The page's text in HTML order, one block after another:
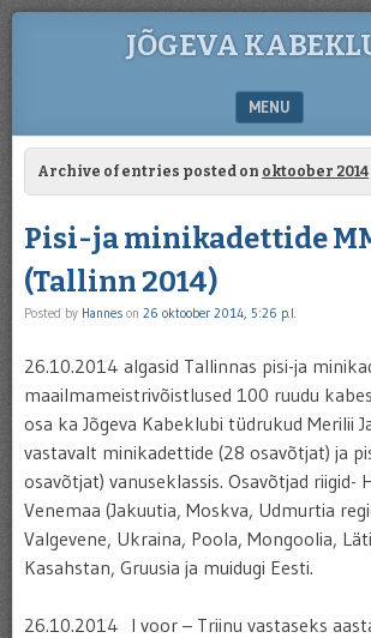
JÕGEVA
MENU
SKIP TO CONTENT
Archive of entries posted on oktoober 2014
Pisi-ja minikadettide
(Tallinn 2014)
Posted by Hannes on 26 oktoober 2014, 5:26 p.l.
26.10.2014 algasid Tallinnas pisi-ja
maailmameistrivõistlused 100 ruudu
osa ka Jõgeva Kabeklubi tüdrukud Merilii
vastavalt minikadettide (28 osavõtjat) ja
osavõtjat) vanuseklassis. Osavõtjad riigid-
Venemaa (Jakuutia, Moskva, Udmurtia
Valgevene, Ukraina, Poola, Mongoolia,
Kasahstan, Gruusia ja muidugi Eesti.
26.10.2014 I voor – Triinu vastaseks